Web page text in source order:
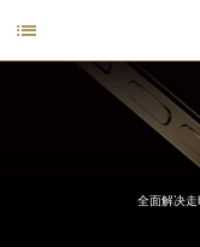

全面解决走
2026年6月万国